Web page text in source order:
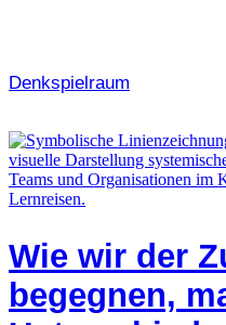
Denk­spielraum
Wie wir der
begegnen,